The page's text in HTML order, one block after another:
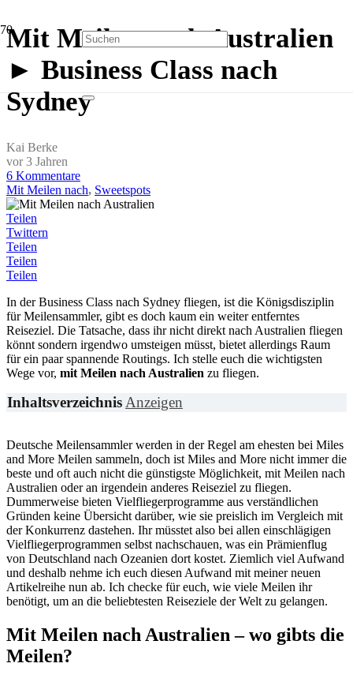
Mit Meilen nach Australien
► Business Class nach
Sydney
Kai Berke
vor 3 Jahren
6 Kommentare
Mit Meilen nach, Sweetspots
Teilen
Twittern
Teilen
Teilen
Teilen
In der Business Class nach Sydney fliegen, ist die Königsdisziplin
für Meilensammler, gibt es doch kaum ein weiter entferntes
Reiseziel. Die Tatsache, dass ihr nicht direkt nach Australien fliegen
könnt sondern irgendwo umsteigen müsst, bietet allerdings Raum
für ein paar spannende Routings. Ich stelle euch die wichtigsten
Wege vor, mit Meilen nach Australien zu fliegen.
InhaltsverzeichnisAnzeigen
Deutsche Meilensammler werden in der Regel am ehesten bei Miles
and More Meilen sammeln, doch ist Miles and More nicht immer die
beste und oft auch nicht die günstigste Möglichkeit, mit Meilen nach
Australien oder an irgendein anderes Reiseziel zu fliegen.
Dummerweise bieten Vielfliegerprogramme aus verständlichen
Gründen keine Übersicht darüber, wie sie preislich im Vergleich mit
der Konkurrenz dastehen. Ihr müsstet also bei allen einschlägigen
Vielfliegerprogrammen selbst nachschauen, was ein Prämienflug
von Deutschland nach Ozeanien dort kostet. Ziemlich viel Aufwand
und deshalb nehme ich euch diesen Aufwand mit meiner neuen
Artikelreihe nun ab. Ich checke für euch, wie viele Meilen ihr
benötigt, um an die beliebtesten Reiseziele der Welt zu gelangen.
Mit Meilen nach Australien – wo gibts die
Meilen?